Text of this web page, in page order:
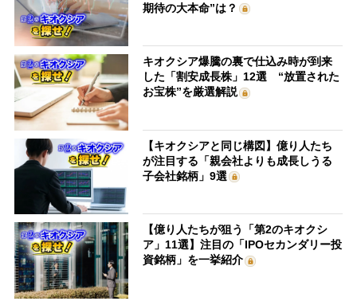
期待の大本命”は？
キオクシア爆騰の裏で仕込み時が到来
した「割安成長株」12選 “放置された
お宝株”を厳選解説
【キオクシアと同じ構図】億り人たち
が注目する「親会社よりも成長しうる
子会社銘柄」9選
【億り人たちが狙う「第2のキオクシ
ア」11選】注目の「IPOセカンダリー投
資銘柄」を一挙紹介